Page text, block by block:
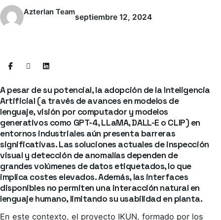
Azterlan Team
septiembre 12, 2024
A pesar de su potencial, la adopción de la Inteligencia
Artificial (a través de avances en modelos de
lenguaje, visión por computador y modelos
generativos como GPT-4, LLaMA, DALL-E o CLIP) en
entornos industriales aún presenta barreras
significativas. Las soluciones actuales de inspección
visual y detección de anomalías dependen de
grandes volúmenes de datos etiquetados, lo que
implica costes elevados. Además, las interfaces
disponibles no permiten una interacción natural en
lenguaje humano, limitando su usabilidad en planta.
En este contexto, el proyecto IKUN, formado por los